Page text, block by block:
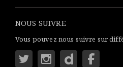
NOUS SUIVRE
Vous pouvez nous suivre sur